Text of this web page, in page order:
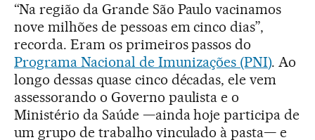
“Na região da Grande São Paulo vacinamos
nove milhões de pessoas em cinco dias”,
recorda. Eram os primeiros passos do
Programa Nacional de Imunizações (PNI). Ao
longo dessas quase cinco décadas, ele vem
assessorando o Governo paulista e o
Ministério da Saúde —ainda hoje participa de
um grupo de trabalho vinculado à pasta— e